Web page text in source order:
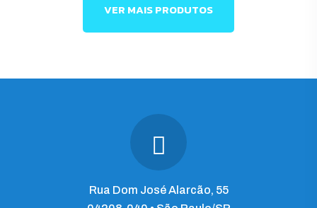
VER MAIS PRODUTOS
Rua Dom José Alarcão, 55